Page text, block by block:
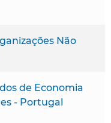
Não
de Economia
- Portugal